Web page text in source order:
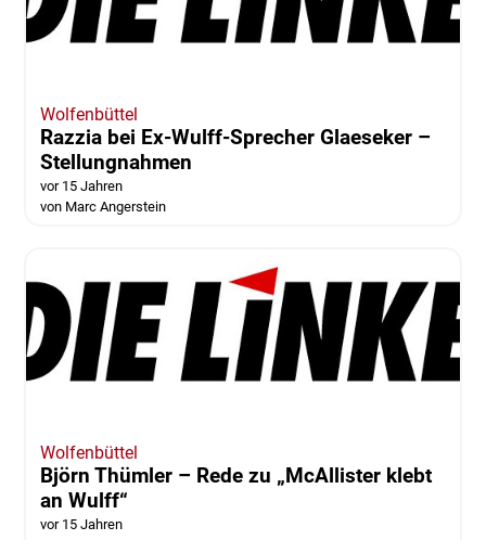
Wolfenbüttel
Razzia bei Ex-Wulff-Sprecher Glaeseker –
Stellungnahmen
vor 15 Jahren
von Marc Angerstein
Wolfenbüttel
Björn Thümler – Rede zu „McAllister klebt
an Wulff“
vor 15 Jahren